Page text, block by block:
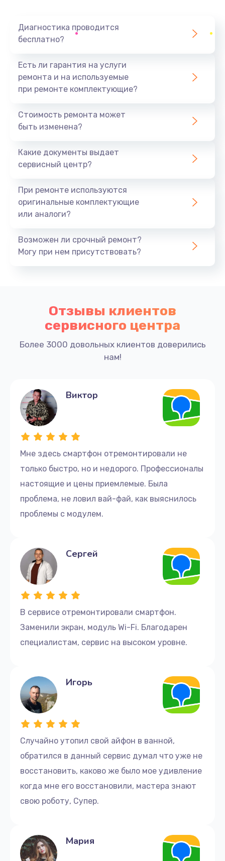
Диагностика проводится
бесплатно?
Есть ли гарантия на услуги
ремонта и на используемые
при ремонте комплектующие?
Стоимость ремонта может
быть изменена?
Какие документы выдает
сервисный центр?
При ремонте используются
оригинальные комплектующие
или аналоги?
Возможен ли срочный ремонт?
Могу при нем присутствовать?
Отзывы клиентов
сервисного центра
Более 3000 довольных клиентов доверились
нам!
Мне здесь смартфон отремонтировали не
только быстро, но и недорого. Профессионалы
настоящие и цены приемлемые. Была
проблема, не ловил вай-фай, как выяснилось
проблемы с модулем.
Виктор
В сервисе отремонтировали смартфон.
Заменили экран, модуль Wi-Fi. Благодарен
специалистам, сервис на высоком уровне.
Сергей
Случайно утопил свой айфон в ванной,
обратился в данный сервис думал что уже не
восстановить, каково же было мое удивление
когда мне его восстановили, мастера знают
свою роботу, Супер.
Игорь
Мария